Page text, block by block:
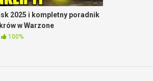
2025 i kompletny poradnik
w Warzone
100%